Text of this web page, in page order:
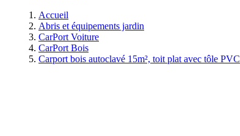
Accueil
Abris et équipements jardin
CarPort Voiture
CarPort Bois
Carport bois autoclavé 15m², toit plat avec tôle PVC